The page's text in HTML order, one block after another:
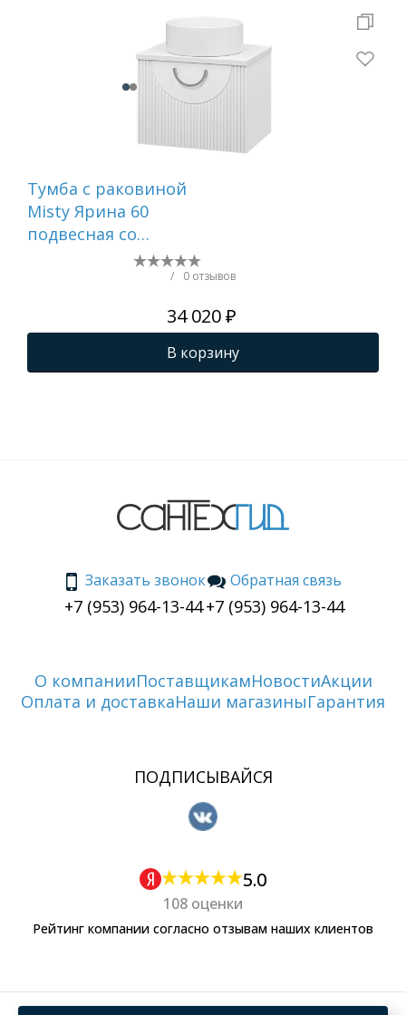
Тумба c раковиной
Misty Ярина 60
подвесная со
столешницей и
/ 0 отзывов
34 020 ₽
В корзину
Заказать звонок
+7 (953) 964-13-44
Обратная связь
+7 (953) 964-13-44
О компанииПоставщикамНовостиАкции
Оплата и доставкаНаши магазиныГарантия
ПОДПИСЫВАЙСЯ
5.0
108 оценки
Рейтинг компании согласно отзывам наших клиентов